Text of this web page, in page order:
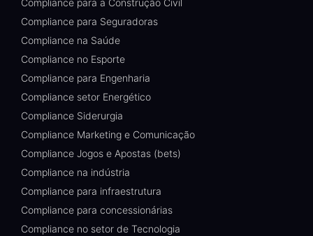
Compliance para Seguradoras
Compliance na Saúde
Compliance no Esporte
Compliance para Engenharia
Compliance setor Energético
Compliance Siderurgia
Compliance Marketing e Comunicação
Compliance Jogos e Apostas (bets)
Compliance na indústria
Compliance para infraestrutura
Compliance para concessionárias
Compliance no setor de Tecnologia